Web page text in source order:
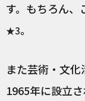
す。もちろん、
★3。
また芸術・文
1965年に設立